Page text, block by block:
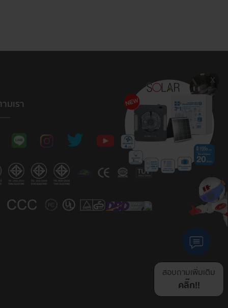
มเรา
สอบถามเพิ่มเติม
คลิ๊ก!!